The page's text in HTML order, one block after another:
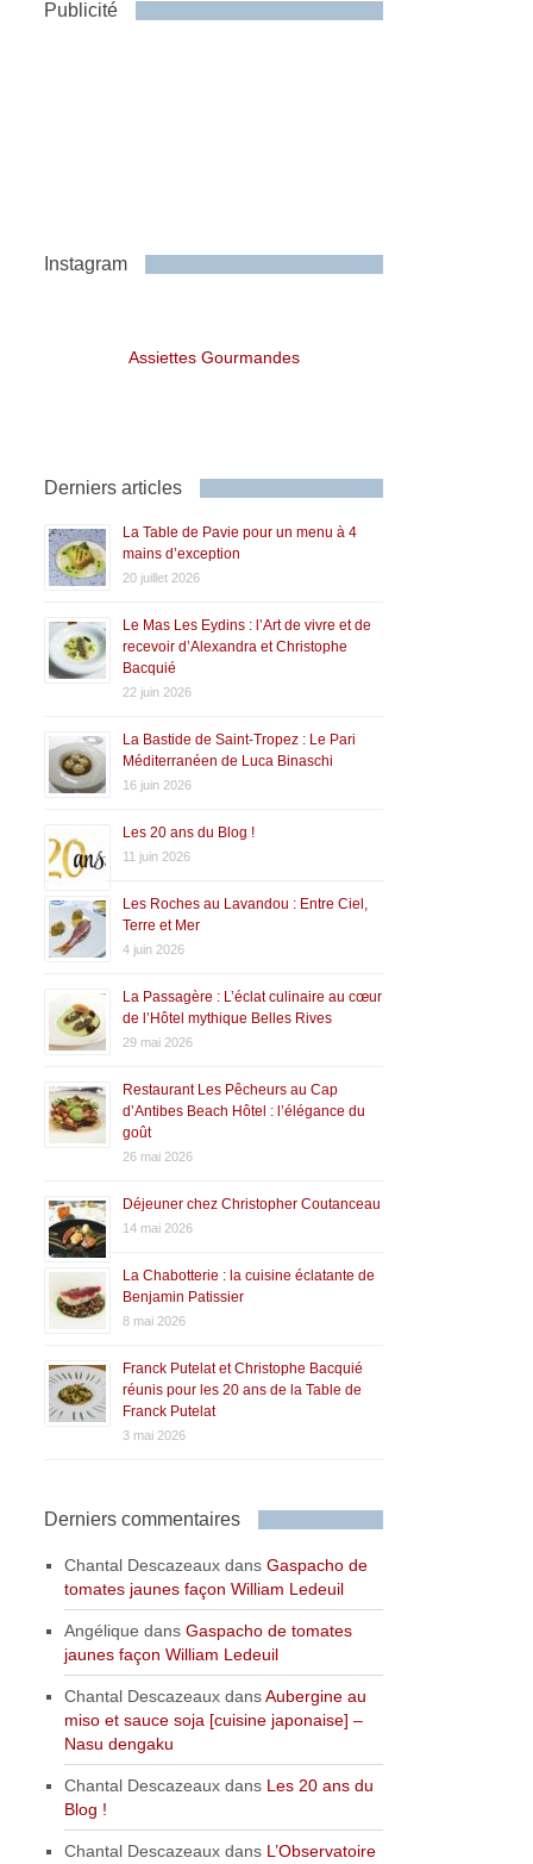
Publicité
Instagram
Assiettes Gourmandes
Derniers articles
La Table de Pavie pour un menu à 4
mains d’exception
20 juillet 2026
Le Mas Les Eydins : l’Art de vivre et de
recevoir d’Alexandra et Christophe
Bacquié
22 juin 2026
La Bastide de Saint-Tropez : Le Pari
Méditerranéen de Luca Binaschi
16 juin 2026
Les 20 ans du Blog !
11 juin 2026
Les Roches au Lavandou : Entre Ciel,
Terre et Mer
4 juin 2026
La Passagère : L’éclat culinaire au cœur
de l’Hôtel mythique Belles Rives
29 mai 2026
Restaurant Les Pêcheurs au Cap
d’Antibes Beach Hôtel : l’élégance du
goût
26 mai 2026
Déjeuner chez Christopher Coutanceau
14 mai 2026
La Chabotterie : la cuisine éclatante de
Benjamin Patissier
8 mai 2026
Franck Putelat et Christophe Bacquié
réunis pour les 20 ans de la Table de
Franck Putelat
3 mai 2026
Derniers commentaires
Chantal Descazeaux dansGaspacho de
tomates jaunes façon William Ledeuil
Angélique dansGaspacho de tomates
jaunes façon William Ledeuil
Chantal Descazeaux dansAubergine au
miso et sauce soja [cuisine japonaise] –
Nasu dengaku
Chantal Descazeaux dans Les 20 ans du
Blog !
Chantal Descazeaux dans L’Observatoire